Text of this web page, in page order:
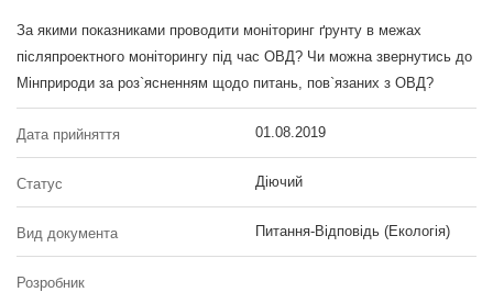
За якими показниками проводити моніторинг ґрунту в межах
післяпроектного моніторингу під час ОВД? Чи можна звернутись до
Мінприроди за роз`ясненням щодо питань, пов`язаних з ОВД?
Дата прийняття 01.08.2019
Статус Діючий
Вид документа Питання-Відповідь (Екологія)
Розробник